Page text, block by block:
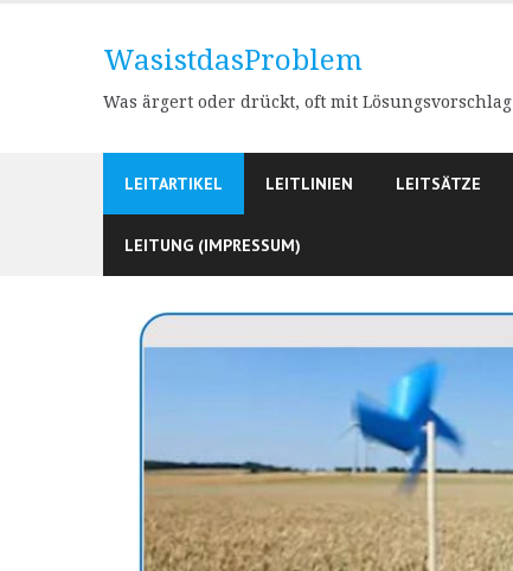
WasistdasProblem
Was ärgert oder drückt, oft mit Lösungsvorschlag
LEITARTIKEL LEITLINIEN LEITSÄTZE
LEITUNG (IMPRESSUM)